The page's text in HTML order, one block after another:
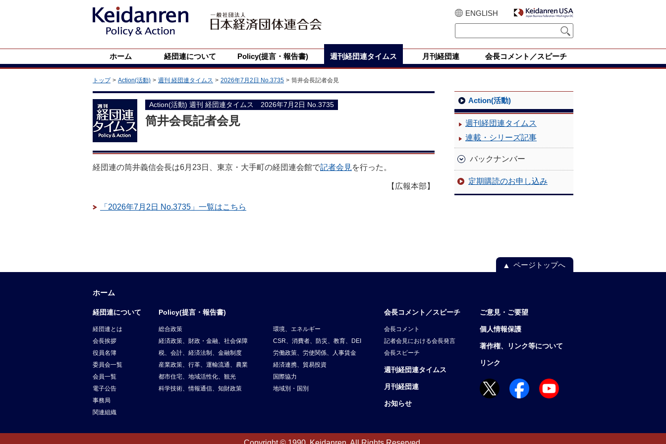
ENGLISH
ホーム 経団連について Policy(提言・報告書) 週刊経団連タイムス 月刊経団連 会長コメント／スピーチ
トップ Action(活動) 週刊 経団連タイムス 2026年7月2日 No.3735 筒井会長記者会見
Action(活動) 週刊 経団連タイムス 2026年7月2日 No.3735
筒井会長記者会見
経団連の筒井義信会長は6月23日、東京・大手町の経団連会館で記者会見を行った。
【広報本部】
「2026年7月2日 No.3735」一覧はこちら
Action(活動)
週刊経団連タイムス
連載・シリーズ記事
バックナンバー
定期購読のお申し込み
ページトップへ
ホーム
経団連について
経団連とは
会長挨拶
役員名簿
委員会一覧
会員一覧
電子公告
事務局
関連組織
Policy(提言・報告書)
総合政策
環境、エネルギー
経済政策、財政・金融、社会保障
CSR、消費者、防災、教育、DEI
税、会計、経済法制、金融制度
労働政策、労使関係、人事賃金
産業政策、行革、運輸流通、農業
経済連携、貿易投資
都市住宅、地域活性化、観光
国際協力
科学技術、情報通信、知財政策
地域別・国別
会長コメント／スピーチ
会長コメント
記者会見における会長発言
会長スピーチ
週刊経団連タイムス
月刊経団連
お知らせ
ご意見・ご要望
個人情報保護
著作権、リンク等について
リンク